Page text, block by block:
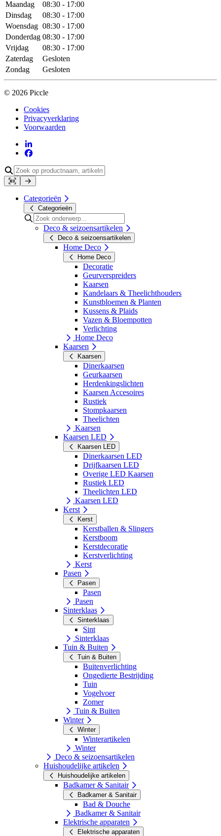
Maandag
08:30 - 17:00
Dinsdag
08:30 - 17:00
Woensdag 08:30 - 17:00
Donderdag 08:30 - 17:00
Vrijdag
08:30 - 17:00
Zaterdag
Gesloten
Zondag
Gesloten
© 2026 Piccle
Cookies
Privacyverklaring
Voorwaarden
Categorieën
Categorieën
Deco & seizoensartikelen
Deco & seizoensartikelen
Home Deco
Home Deco
Decoratie
Geurverspreiders
Kaarsen
Kandelaars & Theelichthouders
Kunstbloemen & Planten
Kussens & Plaids
Vazen & Bloempotten
Verlichting
Home Deco
Kaarsen
Kaarsen
Dinerkaarsen
Geurkaarsen
Herdenkingslichten
Kaarsen Accesoires
Rustiek
Stompkaarsen
Theelichten
Kaarsen
Kaarsen LED
Kaarsen LED
Dinerkaarsen LED
Drijfkaarsen LED
Overige LED Kaarsen
Rustiek LED
Theelichten LED
Kaarsen LED
Kerst
Kerst
Kerstballen & Slingers
Kerstboom
Kerstdecoratie
Kerstverlichting
Kerst
Pasen
Pasen
Pasen
Pasen
Sinterklaas
Sinterklaas
Sint
Sinterklaas
Tuin & Buiten
Tuin & Buiten
Buitenverlichting
Ongedierte Bestrijding
Tuin
Vogelvoer
Zomer
Tuin & Buiten
Winter
Winter
Winterartikelen
Winter
Deco & seizoensartikelen
Huishoudelijke artikelen
Huishoudelijke artikelen
Badkamer & Sanitair
Badkamer & Sanitair
Bad & Douche
Badkamer & Sanitair
Elektrische apparaten
Elektrische apparaten